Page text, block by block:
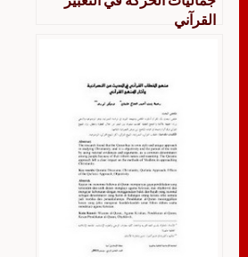
القرآني